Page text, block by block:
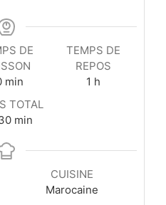
DE
minutes
min
TEMPS DE
REPOS
1 heure
h
TOTAL
minutes
min
CUISINE
Marocaine